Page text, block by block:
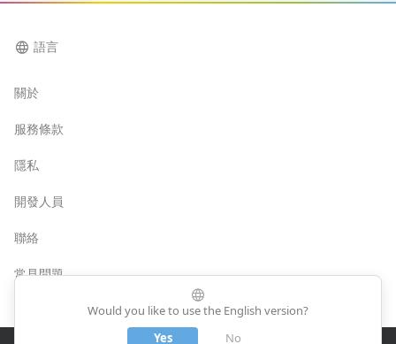
language 語言
關於
服務條款
隱私
開發人員
聯絡
常見問題
language
Would you like to use the English version?
Yes
No